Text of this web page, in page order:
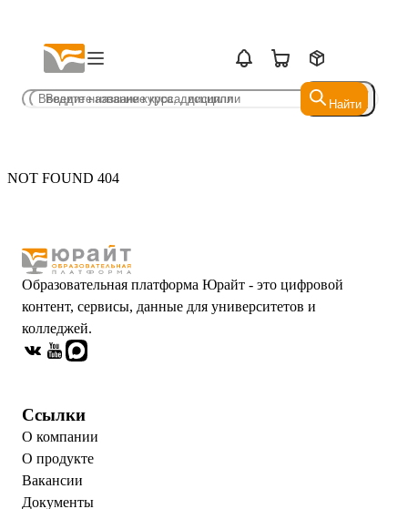
Найти
Найти
NOT FOUND 404
Образовательная платформа Юрайт - это цифровой
контент, сервисы, данные для университетов и
колледжей.
Ссылки
О компании
О продукте
Вакансии
Документы